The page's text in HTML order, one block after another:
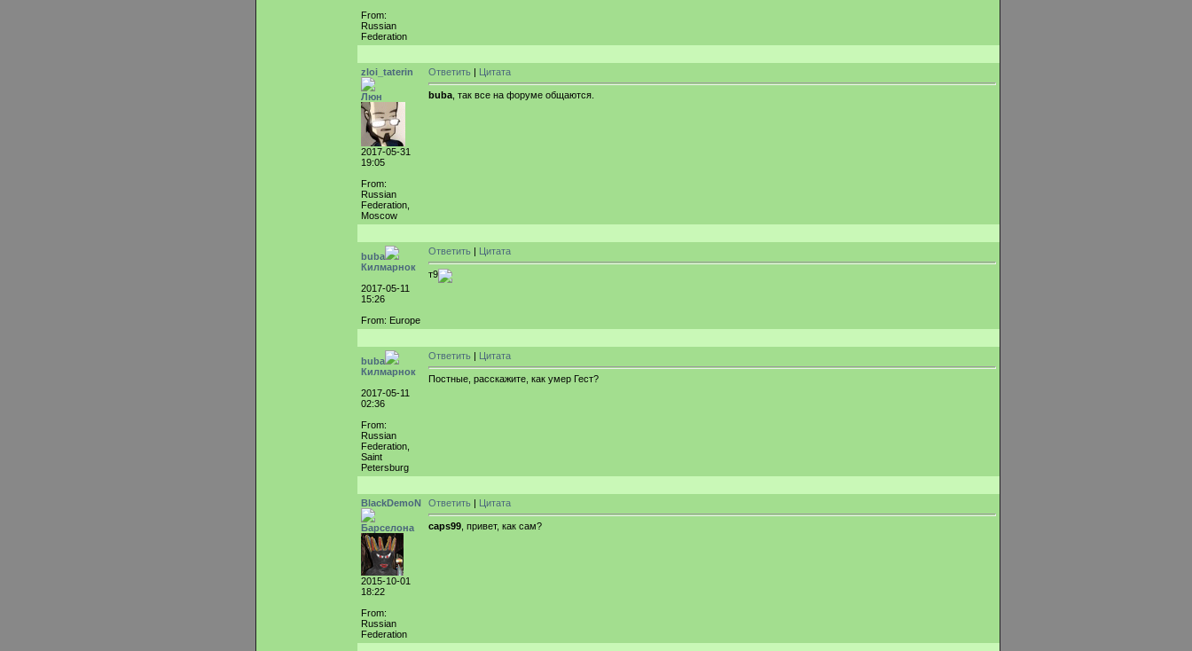
From:
Russian
Federation
zloi_taterin
Люн
2017-05-31
19:05
From:
Russian
Federation,
Moscow
Ответить | Цитата
buba , так все на форуме общаются.
buba
Килмарнок
2017-05-11
15:26
From: Europe
Ответить | Цитата
т9
buba
Килмарнок
2017-05-11
02:36
From:
Russian
Federation,
Saint
Petersburg
Ответить | Цитата
Постные, расскажите, как умер Гест?
BlackDemoN
Барселона
2015-10-01
18:22
From:
Russian
Federation
Ответить | Цитата
caps99 , привет, как сам?